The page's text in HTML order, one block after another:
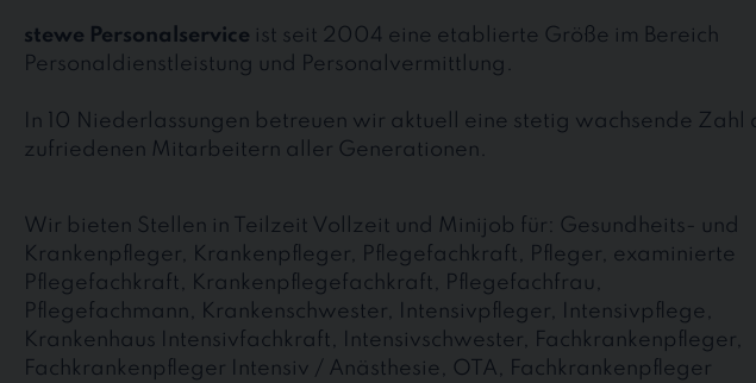
stewe Personalservice ist seit 2004 eine etablierte Größe im Bereich
Personaldienstleistung und Personalvermittlung.
In 10 Niederlassungen betreuen wir aktuell eine stetig wachsende Zahl
zufriedenen Mitarbeitern aller Generationen.
Wir bieten Stellen in Teilzeit Vollzeit und Minijob für: Gesundheits- und
Krankenpfleger, Krankenpfleger, Pflegefachkraft, Pfleger, examinierte
Pflegefachkraft, Krankenpflegefachkraft, Pflegefachfrau,
Pflegefachmann, Krankenschwester, Intensivpfleger, Intensivpflege,
Krankenhaus Intensivfachkraft, Intensivschwester, Fachkrankenpfleger,
Fachkrankenpfleger Intensiv / Anästhesie, OTA, Fachkrankenpfleger